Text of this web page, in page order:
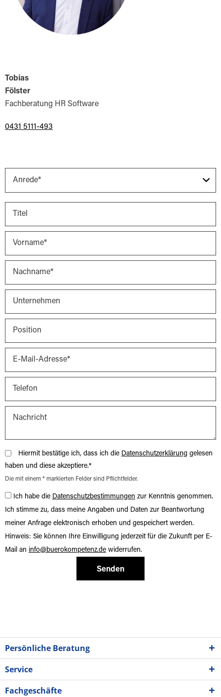
Tobias
Fölster
Fachberatung HR Software
0431 5111-493
Hiermit bestätige ich, dass ich die Datenschutzerklärung gelesen
haben und diese akzeptiere.*
Die mit einem * markierten Felder sind Pflichtfelder.
Ich habe die Datenschutzbestimmungen zur Kenntnis genommen.
Ich stimme zu, dass meine Angaben und Daten zur Beantwortung
meiner Anfrage elektronisch erhoben und gespeichert werden.
Hinweis: Sie können Ihre Einwilligung jederzeit für die Zukunft per E-
Mail an info@buerokompetenz.de widerrufen.
Senden
Persönliche Beratung
Service
Fachgeschäfte